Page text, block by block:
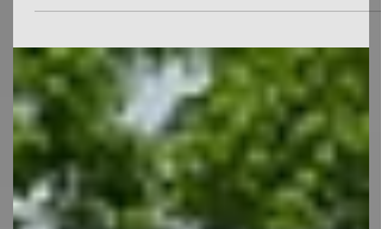
landes sèches. Cet article montre, à l'aide de
nombreuses photos, comment nous avons
abordé le projet